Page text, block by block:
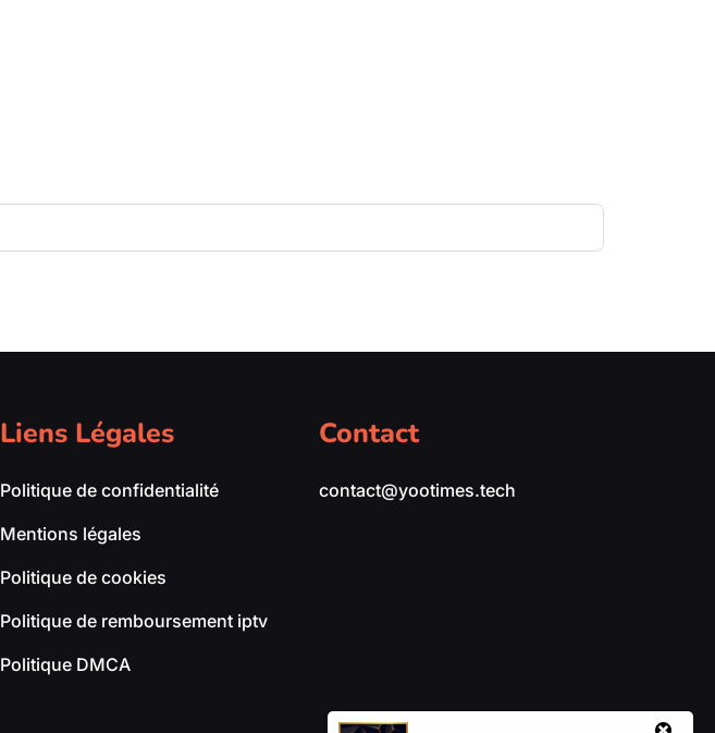
Liens Légales
Politique de confidentialité
Mentions légales
Politique de cookies
Politique de remboursement iptv
Politique DMCA
Contact
contact@yootimes.tech